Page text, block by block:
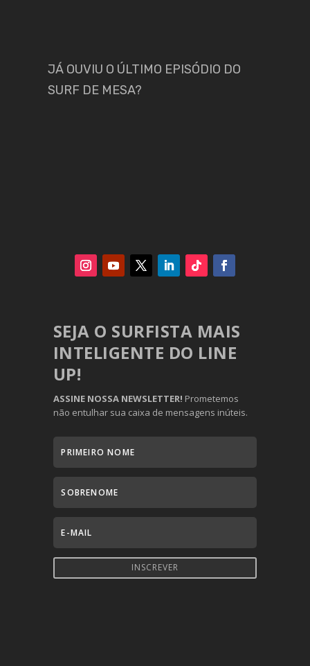
JÁ OUVIU O ÚLTIMO EPISÓDIO DO
SURF DE MESA?
SEJA O SURFISTA MAIS
INTELIGENTE DO LINE
UP!
ASSINE NOSSA NEWSLETTER! Prometemos
não entulhar sua caixa de mensagens inúteis.
INSCREVER